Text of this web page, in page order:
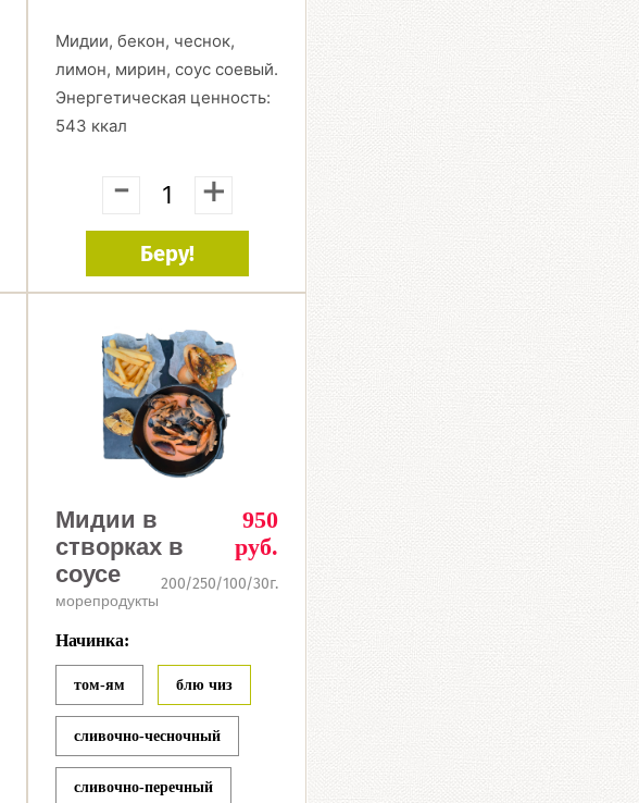
Мидии, бекон, чеснок,
лимон, мирин, соус соевый.
Энергетическая ценность:
543 ккал
- +
Беру!
Мидии в
створках в
соусе
морепродукты
950
руб.
200/250/100/30г.
Начинка:
том-ям блю чиз
сливочно-чесночный
сливочно-перечный